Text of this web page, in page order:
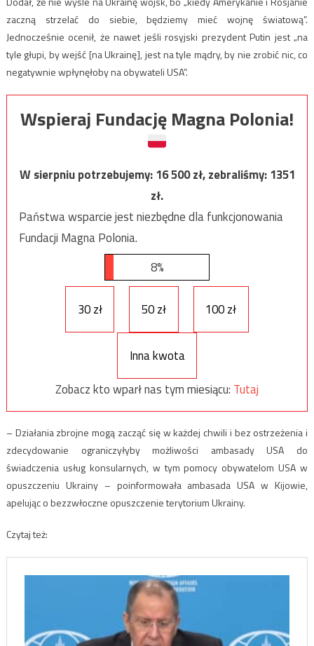
zaczną strzelać do siebie, będziemy mieć wojnę światową”.
Jednocześnie ocenił, że nawet jeśli rosyjski prezydent Putin jest „na
tyle głupi, by wejść [na Ukrainę], jest na tyle mądry, by nie zrobić nic, co
negatywnie wpłynęłoby na obywateli USA”.
Wspieraj Fundację Magna Polonia!
W sierpniu potrzebujemy:16 500zł, zebraliśmy:1351
zł.
Państwa wsparcie jest niezbędne dla funkcjonowania
Fundacji Magna Polonia.
8%
30 zł 50 zł 100 zł
Inna kwota
Zobacz kto wparł nas tym miesiącu: Tutaj
– Działania zbrojne mogą zacząć się w każdej chwili i bez ostrzeżenia i
zdecydowanie ograniczyłyby możliwości ambasady USA do
świadczenia usług konsularnych, w tym pomocy obywatelom USA w
opuszczeniu Ukrainy – poinformowała ambasada USA w Kijowie,
apelując o bezzwłoczne opuszczenie terytorium Ukrainy.
Czytaj też: